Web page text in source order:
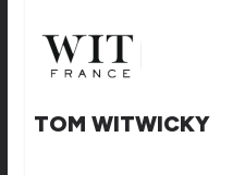
TOM WITWICKY